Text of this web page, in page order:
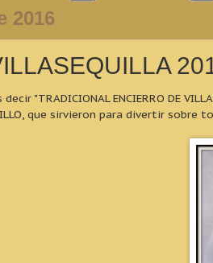
2016
"TRADICIONAL ENCIERRO DE
que sirvieron para divertir